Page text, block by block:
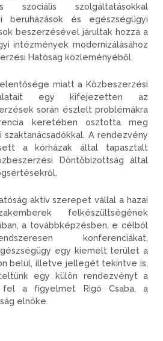
szociális szolgáltatásokkal
beruházások és egészségügyi
beszerzésével járultak hozzá a
intézmények modernizálásához
Hatóság közleményéből.
miatt a Közbeszerzési
egy kifejezetten az
során észlelt problémákra
keretében osztotta meg
szaktanácsadókkal. A rendezvény
a kórházak által tapasztalt
Döntőbizottság által
aktív szerepet vállal a hazai
felkészültségének
a továbbképzésben, e célból
konferenciákat,
egy kiemelt terület a
belül, illetve jellegét tekintve is,
egy külön rendezvényt a
fel a figyelmet Rigó Csaba, a
elnöke.